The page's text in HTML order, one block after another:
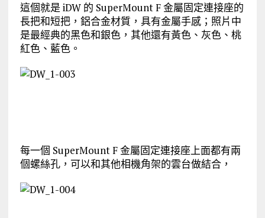
這個就是 iDW 的 SuperMount F 金屬固定連接座的
長把和短把，鋁合金材質，具有金屬手感；照片中
是最經典的黑色和銀色，其他還有黃色、灰色、桃
紅色、藍色。
每一個 SuperMount F 金屬固定連接座上面都有兩
個螺絲孔，可以和其他相機角架的雲台做結合，